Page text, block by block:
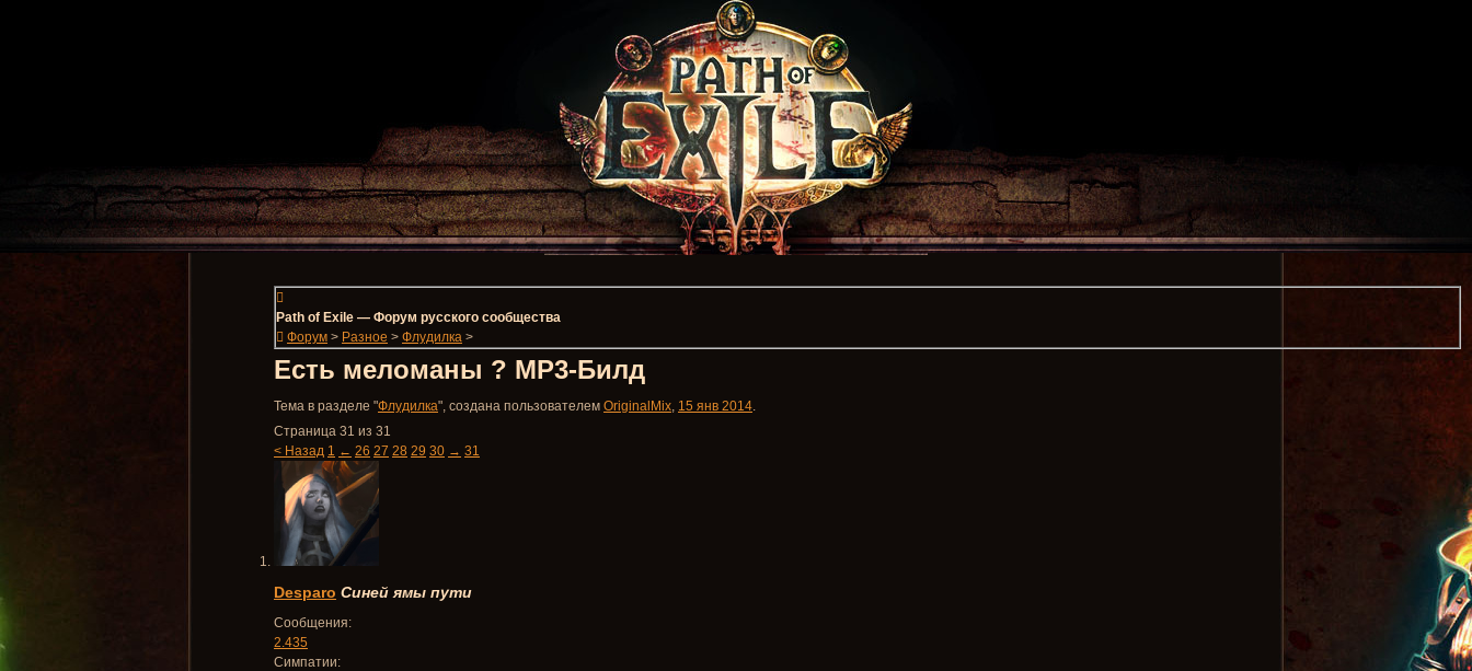
Path of Exile — Форум русского сообщества
Форум > Разное > Флудилка >
Есть меломаны ? MP3-Билд
Тема в разделе "Флудилка", создана пользователем OriginalMix, 15 янв 2014.
Страница 31 из 31
< Назад 1 ← 26 27 28 29 30 → 31
Desparo Синей ямы пути
Сообщения:
2.435
Симпатии: